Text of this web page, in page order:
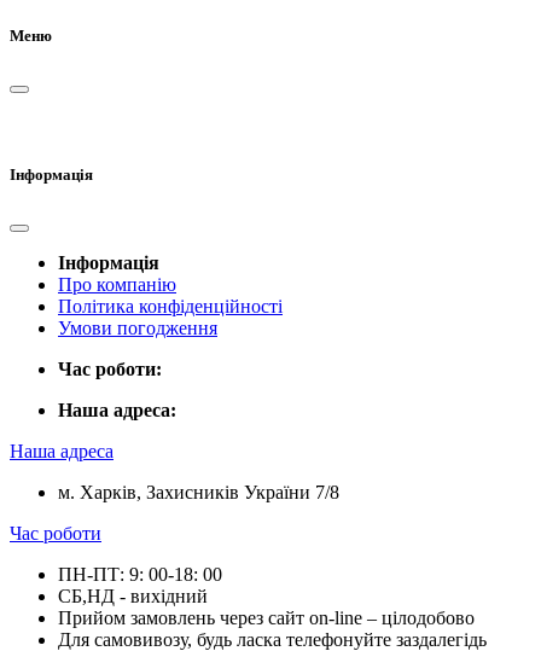
Меню
Інформація
Інформація
Про компанію
Політика конфіденційності
Умови погодження
Час роботи:
Наша адреса:
Наша адреса
м. Харків, Захисників України 7/8
Час роботи
ПН-ПТ: 9: 00-18: 00
СБ,НД - вихідний
Прийом замовлень через сайт on-line – цілодобово
Для самовивозу, будь ласка телефонуйте заздалегідь